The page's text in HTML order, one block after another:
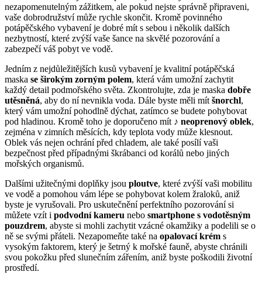
nezapomenutelným zážitkem, ale pokud nejste správně připraveni,
vaše dobrodružství může rychle skončit. Kromě povinného
potápěčského vybavení je dobré mít s sebou i několik dalších
nezbytností, které zvýší vaše šance na skvělé pozorování a
zabezpečí váš pobyt ve vodě.
Jedním z nejdůležitějších kusů vybavení je kvalitní potápěčská
maska se širokým zorným polem, která vám umožní zachytit
každý detail podmořského světa. Zkontrolujte, zda je maska dobře
utěsněná, aby do ní nevnikla voda. Dále byste měli mít šnorchl,
který vám umožní pohodlně dýchat, zatímco se budete pohybovat
pod hladinou. Kromě toho je doporučeno mít ♪ neoprenový oblek,
zejména v zimních měsících, kdy teplota vody může klesnout.
Oblek vás nejen ochrání před chladem, ale také posílí vaši
bezpečnost před případnými škrábanci od korálů nebo jiných
mořských organismů.
Dalšími užitečnými doplňky jsou ploutve, které zvýší vaši mobilitu
ve vodě a pomohou vám lépe se pohybovat kolem žraloků, aniž
byste je vyrušovali. Pro uskutečnění perfektního pozorování si
můžete vzít i podvodní kameru nebo smartphone s vodotěsným
pouzdrem, abyste si mohli zachytit vzácné okamžiky a podelili se o
ně se svými přáteli. Nezapomeňte také na opalovací krém s
vysokým faktorem, který je šetrný k mořské fauně, abyste chránili
svou pokožku před slunečním zářením, aniž byste poškodili životní
prostředí.